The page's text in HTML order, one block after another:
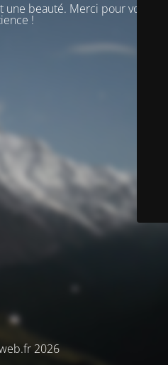
beauté. Merci pour votre
!
2026